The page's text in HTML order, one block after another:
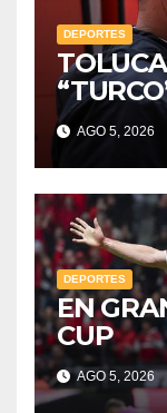
DEPORTES
AGO 5, 2026
DEPORTES
EN
CUP
AGO 5, 2026